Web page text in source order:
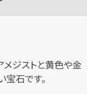
メジストと黄色や金
石です。